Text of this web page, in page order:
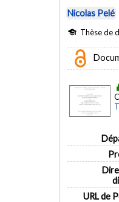
Nicolas Pelé
Thèse de
URL de